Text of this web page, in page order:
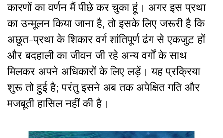
कारणों का वर्णन मैं पीछे कर चुका हूं। अगर इस प्रथा
का उन्मूलन किया जाना है, तो इसके लिए जरूरी है कि
अछूत-प्रथा के शिकार वर्ग शांतिपूर्ण ढंग से एकजुट हों
और बदहाली का जीवन जी रहे अन्य वर्गों के साथ
मिलकर अपने अधिकारों के लिए लड़ें। यह प्रक्रिया
शुरू तो हुई है; परंतु इसने अब तक अपेक्षित गति और
मजबूती हासिल नहीं की है।